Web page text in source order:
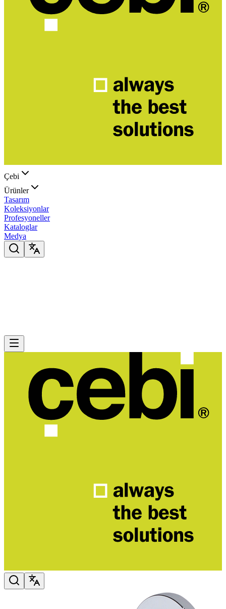
Çebi
Ürünler
Tasarım
Koleksiyonlar
Profesyoneller
Kataloglar
Medya